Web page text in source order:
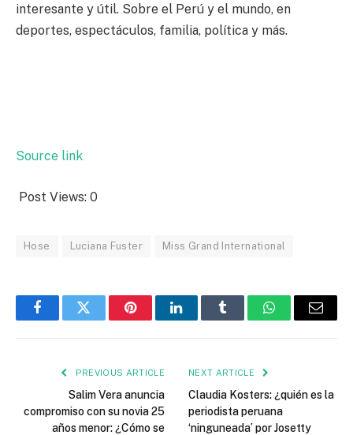
interesante y útil. Sobre el Perú y el mundo, en
deportes, espectáculos, familia, política y más.
Source link
Post Views: 0
Hose Luciana Fuster Miss Grand International
FacebookTwitter PinterestLinkedInTumblr WhatsAppEmail
PREVIOUS ARTICLE
Salim Vera anuncia
compromiso con su novia 25
años menor: ¿Cómo se
NEXT ARTICLE
Claudia Kosters: ¿quién es la
periodista peruana
‘ninguneada’ por Josetty